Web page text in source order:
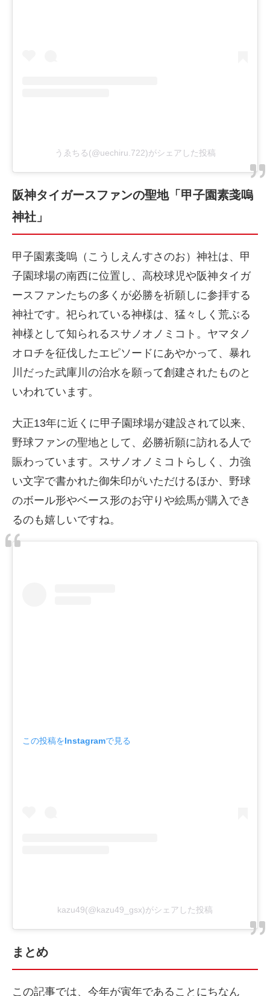
うゑちる(@uechiru.722)がシェアした投稿
阪神タイガースファンの聖地「甲子園素戔嗚
神社」
甲子園素戔嗚（こうしえんすさのお）神社は、甲
子園球場の南西に位置し、高校球児や阪神タイガ
ースファンたちの多くが必勝を祈願しに参拝する
神社です。祀られている神様は、猛々しく荒ぶる
神様として知られるスサノオノミコト。ヤマタノ
オロチを征伐したエピソードにあやかって、暴れ
川だった武庫川の治水を願って創建されたものと
いわれています。
大正13年に近くに甲子園球場が建設されて以来、
野球ファンの聖地として、必勝祈願に訪れる人で
賑わっています。スサノオノミコトらしく、力強
い文字で書かれた御朱印がいただけるほか、野球
のボール形やベース形のお守りや絵馬が購入でき
るのも嬉しいですね。
この投稿をInstagramで見る
kazu49(@kazu49_gsx)がシェアした投稿
まとめ
この記事では、今年が寅年であることにちなん